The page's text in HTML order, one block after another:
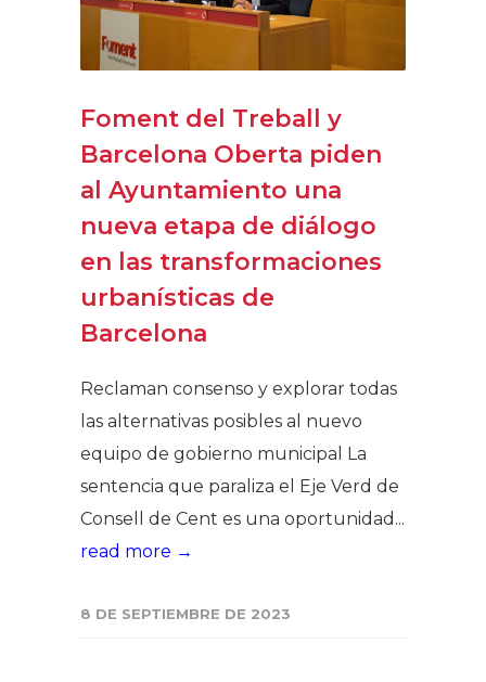
Foment del Treball y
Barcelona Oberta piden
al Ayuntamiento una
nueva etapa de diálogo
en las transformaciones
urbanísticas de
Barcelona
Reclaman consenso y explorar todas
las alternativas posibles al nuevo
equipo de gobierno municipal La
sentencia que paraliza el Eje Verd de
Consell de Cent es una oportunidad...
read more →
8 DE SEPTIEMBRE DE 2023